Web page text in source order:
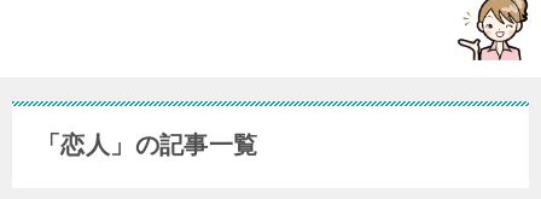
「恋人」の記事一覧